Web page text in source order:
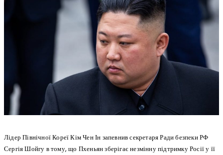
Лідер Північної Кореї Кім Чен Ін запевнив секретаря Ради безпеки РФ
Сергія Шойгу в тому, що Пхеньян зберігає незмінну підтримку Росії у її